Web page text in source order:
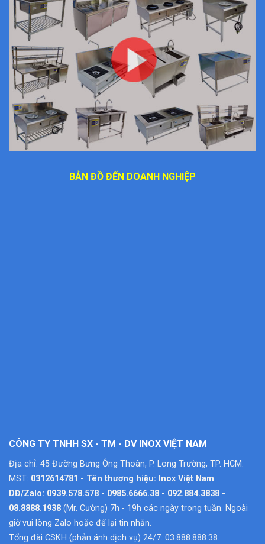
BẢN ĐỒ ĐẾN DOANH NGHIỆP
CÔNG TY TNHH SX - TM - DV INOX VIỆT NAM
Địa chỉ: 45 Đường Bưng Ông Thoàn, P. Long Trường, TP. HCM.
MST: 0312614781 - Tên thương hiệu: Inox Việt Nam
DĐ/Zalo: 0939.578.578 - 0985.6666.38 - 092.884.3838 -
08.8888.1938 (Mr. Cường) 7h - 19h các ngày trong tuần. Ngoài
giờ vui lòng Zalo hoặc để lại tin nhắn.
Tổng đài CSKH (phản ánh dịch vụ) 24/7: 03.888.888.38.